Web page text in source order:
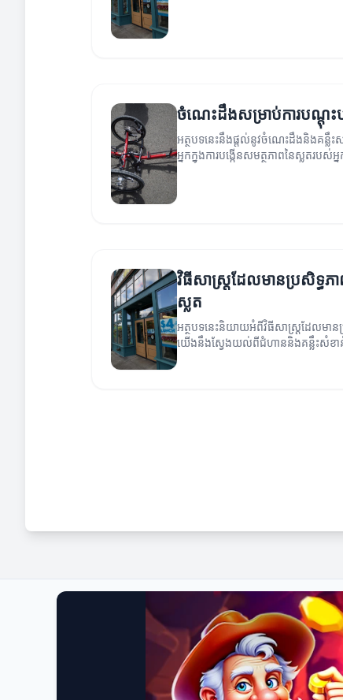
ចំណេះដឹងសម្រាប់ការបណ្តុ
អត្ថបទនេះនឹងផ្តល់នូវចំណេះដឹងនិងគន្លឹ
អ្នកក្នុងការបង្កើនសមត្ថភាពនៃស្លតរបស់អ្
វិធីសាស្ត្រដែលមានប្រសិទ្ធ
ស្លត
អត្ថបទនេះនិយាយអំពីវិធីសាស្ត្រដែលមាន
យើងនឹងស្វែងយល់ពីជំហាននិងគន្លឹះសំខា